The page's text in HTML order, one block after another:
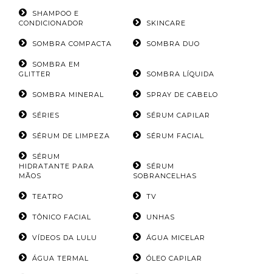
SHAMPOO E
CONDICIONADOR
SKINCARE
SOMBRA COMPACTA SOMBRA DUO
SOMBRA EM
GLITTER
SOMBRA LÍQUIDA
SOMBRA MINERAL SPRAY DE CABELO
SÉRIES SÉRUM CAPILAR
SÉRUM DE LIMPEZA SÉRUM FACIAL
SÉRUM
HIDRATANTE PARA
MÃOS
SÉRUM
SOBRANCELHAS
TEATRO TV
TÔNICO FACIAL UNHAS
VÍDEOS DA LULU ÁGUA MICELAR
ÁGUA TERMAL ÓLEO CAPILAR